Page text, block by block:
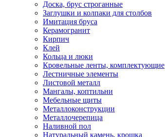
Доска, брус строганные
Заглушки и колпаки для столбов
Имитация бруса
Керамогранит
Кирпич
Клей
Кольца и люки
Кровельные ленты, комплектующие
Лестничные элементы
Листовой металл
Мангалы, коптильни
Мебельные щиты
Металлоконструкции
Металлочерепица
Наливной пол
Натуральный камень, крошка